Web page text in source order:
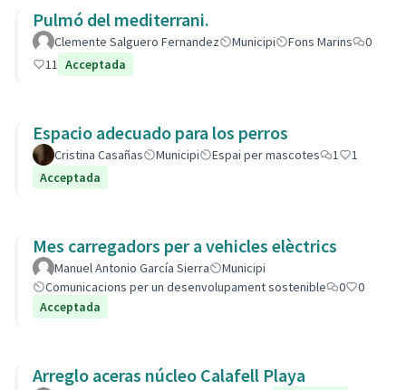
Pulmó del mediterrani.
Clemente Salguero Fernandez Municipi Fons Marins
0
11 Acceptada
Espacio adecuado para los perros
Cristina Casañas Municipi Espai per mascotes 1
1
Acceptada
Mes carregadors per a vehicles elèctrics
Manuel Antonio García Sierra
Municipi
Comunicacions per un desenvolupament sostenible
0
0
Acceptada
Arreglo aceras núcleo Calafell Playa